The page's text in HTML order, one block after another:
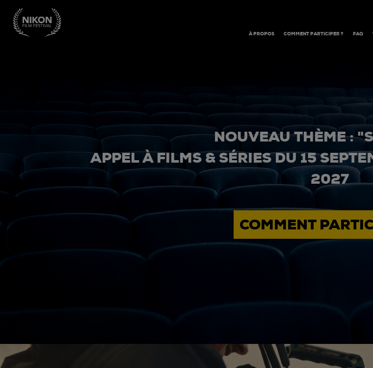
À PROPOS COMMENT PARTICIPER ? FAQ
NOUVEAU THÈME :
APPEL À FILMS & SÉRIES DU 15
2027
COMMENT